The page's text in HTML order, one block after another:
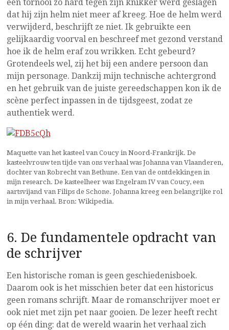
een tornooi zo hard tegen zijn knikker werd geslagen
dat hij zijn helm niet meer af kreeg. Hoe de helm werd
verwijderd, beschrijft ze niet. Ik gebruikte een
gelijkaardig voorval en beschreef met gezond verstand
hoe ik de helm eraf zou wrikken. Echt gebeurd?
Grotendeels wel, zij het bij een andere persoon dan
mijn personage. Dankzij mijn technische achtergrond
en het gebruik van de juiste gereedschappen kon ik de
scène perfect inpassen in de tijdsgeest, zodat ze
authentiek werd.
Maquette van het kasteel van Coucy in Noord-Frankrijk. De
kasteelvrouw ten tijde van ons verhaal was Johanna van Vlaanderen,
dochter van Robrecht van Bethune. Een van de ontdekkingen in
mijn research. De kasteelheer was Engelram IV van Coucy, een
aartsvijand van Filips de Schone. Johanna kreeg een belangrijke rol
in mijn verhaal. Bron: Wikipedia.
6. De fundamentele opdracht van
de schrijver
Een historische roman is geen geschiedenisboek.
Daarom ook is het misschien beter dat een historicus
geen romans schrijft. Maar de romanschrijver moet er
ook niet met zijn pet naar gooien. De lezer heeft recht
op één ding: dat de wereld waarin het verhaal zich